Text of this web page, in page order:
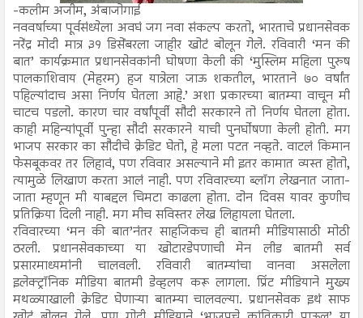
-कलीम अजीम, अंबाजोगाई
नववर्षाच्या पूर्वसंध्येला अवघं जग नवा संकल्प करतो, भारताचे प्रधानसेवक
नरेंद्र मोदी मात्र ३१ डिसेंबरला जाहीर खोटं बोलून गेले. रविवारी ‘मन की
बात’ कार्यक्रमात प्रधानसेवकांनी घोषणा केली की ‘मुस्लिम महिला पुरुष
पालकाशिवाय (मेहरम) हज यात्रेला जाऊ शकतील, भारताने ७० वर्षांत
पहिल्यांदाच असा निर्णय घेतला आहे.’ अशा प्रकारच्या बातम्या वाचून मी
चाटच पडलो. कारण चार वर्षांपूर्वी सौदी सरकारने तो निर्णय घेतला होता.
काही महिन्यांपूर्वी पुन्हा सौदी सरकारने याची पुनर्घोषणा केली होती. मग
भाजप सरकार का सौदीचे क्रेडिट घेतो, हे मला पटत नव्हते. वाटलं किमान
फेसबूकवर तर लिहावं, पण रविवार असल्याने मी इतर कामात व्यस्त होतो,
त्यामुळे लिखाण करता आलं नाही. पण रविवारच्या ब्लॉग लेखनात जाता-
जाता म्हणून मी याबद्दल चिमटा काढला होता. दोन दिवस यावर कुणीच
प्रतिक्रिया दिली नाही. मग मीच सविस्तर लेख लिहायला घेतला.
रविवारच्या ‘मन की बात’नंतर साहजिकच ही बातमी मीडियासाठी मोठी
ठरली. प्रधानसेवकाच्या या खोटारडेपणाची मेन लीड बातमी सर्व
प्रसारमाध्यमांनी चालवली. रविवारी बातम्यांचा वानवा असलेला
इलेक्ट्रॉनिक मीडिया बातमी डेव्हलप करू लागला. प्रिंट मीडियाने मुख्य
मथळ्याखाली क्रेडिट घेणाऱ्या बातम्या चालवल्या. प्रधानसेवक इथं साफ